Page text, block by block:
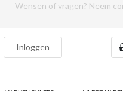
Wensen of vragen? Neem
Inloggen